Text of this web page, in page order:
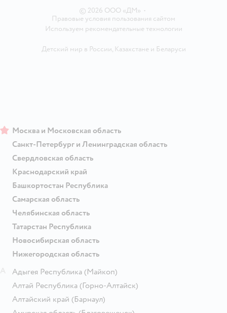
© 2026 ООО «ДМ» •
Правовые условия пользования сайтом
Используем рекомендательные технологии
Детский мир в России, Казахстанеи Беларуси
Москва и Московская область
Санкт-Петербург и Ленинградская область
Свердловская область
Краснодарский край
Башкортостан Республика
Самарская область
Челябинская область
Татарстан Республика
Новосибирская область
Нижегородская область
Адыгея Республика (Майкоп)
Алтай Республика (Горно-Алтайск)
Алтайский край (Барнаул)